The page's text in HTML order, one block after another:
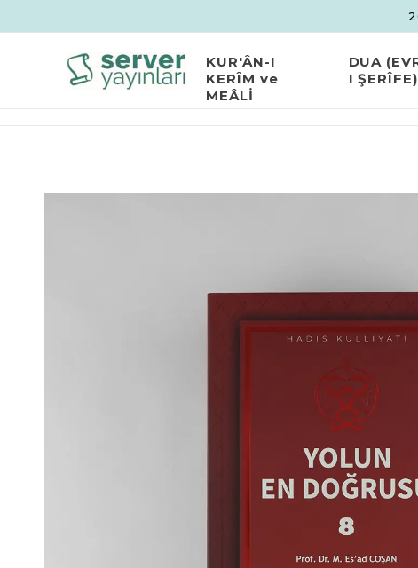
KUR'ÂN-I
KERÎM ve
MEÂLİ
DUA
I ŞERÎFE)